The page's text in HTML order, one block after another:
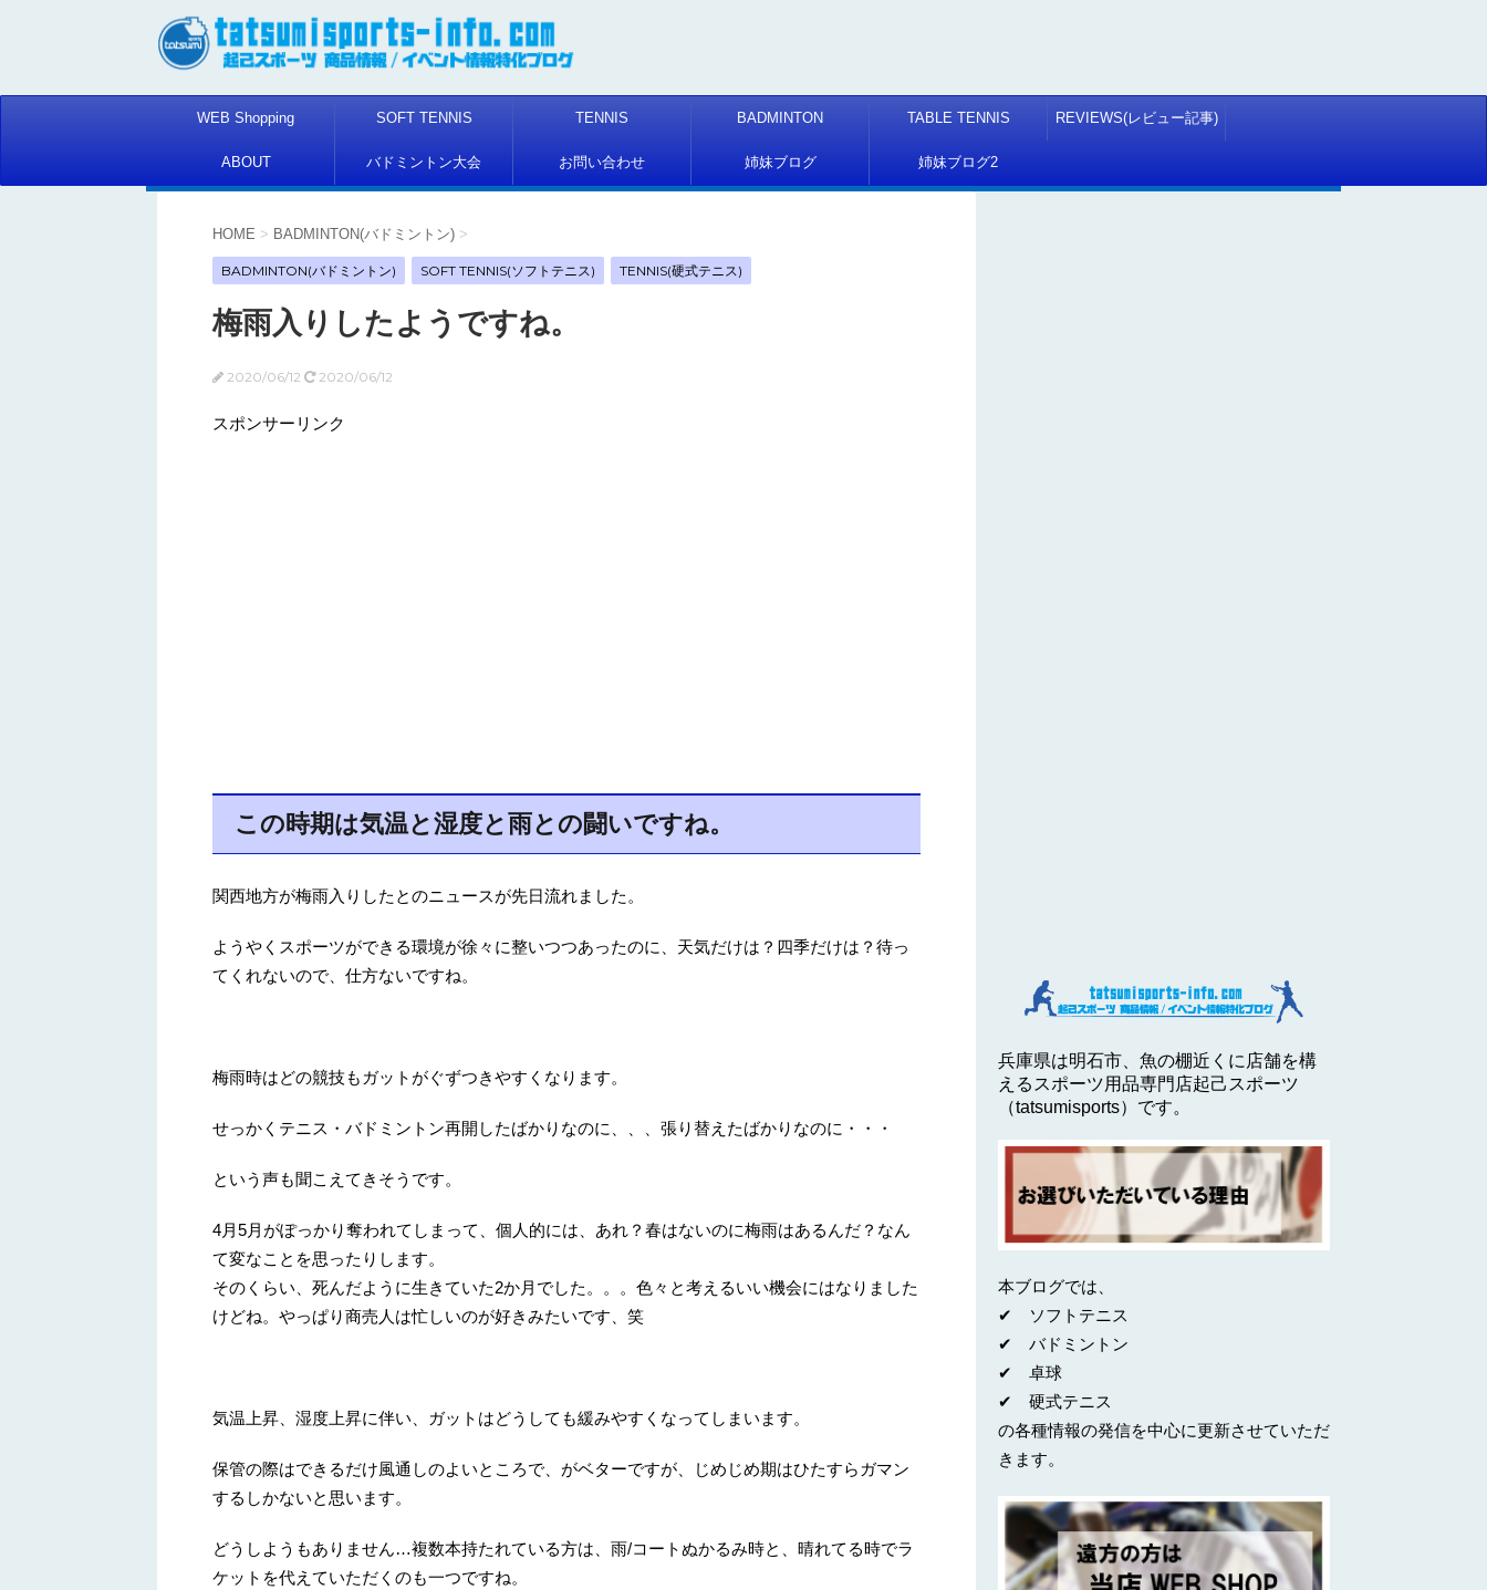
WEB Shopping SOFT TENNIS TENNIS BADMINTON TABLE TENNIS REVIEWS(レビュー記事)
ABOUT バドミントン大会 お問い合わせ 姉妹ブログ 姉妹ブログ2
HOME > BADMINTON(バドミントン) >
BADMINTON(バドミントン) SOFT TENNIS(ソフトテニス) TENNIS(硬式テニス)
梅雨入りしたようですね。
2020/06/12 2020/06/12
スポンサーリンク
この時期は気温と湿度と雨との闘いですね。
関西地方が梅雨入りしたとのニュースが先日流れました。
ようやくスポーツができる環境が徐々に整いつつあったのに、天気だけは？四季だけは？待っ
てくれないので、仕方ないですね。
梅雨時はどの競技もガットがぐずつきやすくなります。
せっかくテニス・バドミントン再開したばかりなのに、、、張り替えたばかりなのに・・・
という声も聞こえてきそうです。
4月5月がぽっかり奪われてしまって、個人的には、あれ？春はないのに梅雨はあるんだ？なん
て変なことを思ったりします。
そのくらい、死んだように生きていた2か月でした。。。色々と考えるいい機会にはなりました
けどね。やっぱり商売人は忙しいのが好きみたいです、笑
気温上昇、湿度上昇に伴い、ガットはどうしても緩みやすくなってしまいます。
保管の際はできるだけ風通しのよいところで、がベターですが、じめじめ期はひたすらガマン
するしかないと思います。
どうしようもありません…複数本持たれている方は、雨/コートぬかるみ時と、晴れてる時でラ
ケットを代えていただくのも一つですね。
兵庫県は明石市、魚の棚近くに店舗を構
えるスポーツ用品専門店起己スポーツ
（tatsumisports）です。
本ブログでは、
✔ ソフトテニス
✔ バドミントン
✔ 卓球
✔ 硬式テニス
の各種情報の発信を中心に更新させていただ
きます。